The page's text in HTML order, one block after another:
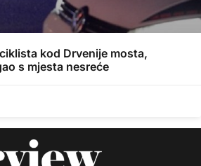
kod Drvenije mosta,
s mjesta nesreće